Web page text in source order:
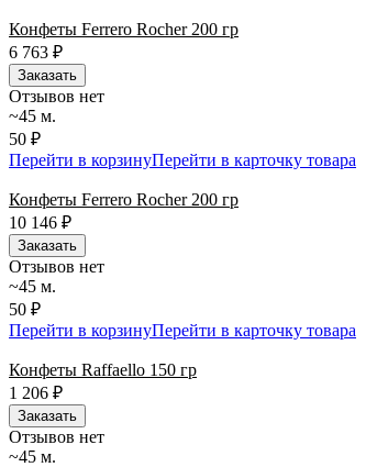
Конфеты Ferrero Rocher 200 гр
6 763 ₽
Заказать
Отзывов нет
~45 м.
50 ₽
Перейти в корзинуПерейти в карточку товара
Конфеты Ferrero Rocher 200 гр
10 146 ₽
Заказать
Отзывов нет
~45 м.
50 ₽
Перейти в корзинуПерейти в карточку товара
Конфеты Raffaello 150 гр
1 206 ₽
Заказать
Отзывов нет
~45 м.